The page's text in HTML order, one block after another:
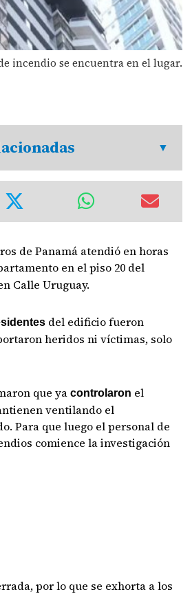
incendio se encuentra en el lugar.
de Panamá atendió en horas
en el piso 20 del
Calle Uruguay.
del edificio fueron
heridos ni víctimas, solo
que yacontrolaron el
ventilando el
Para que luego el personal de
comience la investigación
por lo que se exhorta a los